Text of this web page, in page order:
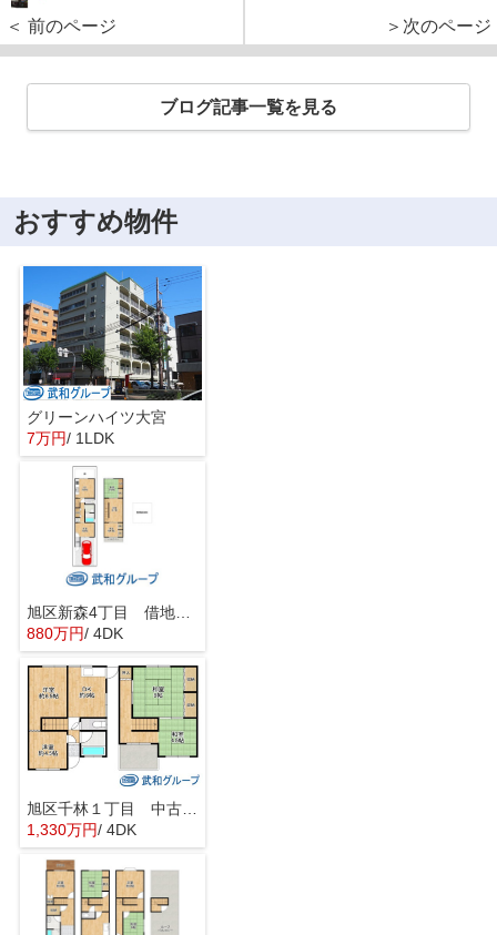
＜ 前のページ ＞次のページ
ブログ記事一覧を見る
おすすめ物件
グリーンハイツ大宮
7万円/ 1LDK
旭区新森4丁目 借地権付き中古戸建
880万円/ 4DK
旭区千林１丁目 中古テラスハウス
1,330万円/ 4DK